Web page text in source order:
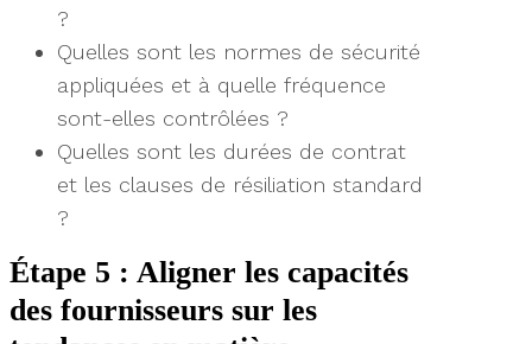
?
Quelles sont les normes de sécurité
appliquées et à quelle fréquence
sont-elles contrôlées ?
Quelles sont les durées de contrat
et les clauses de résiliation standard
?
Étape 5 : Aligner les capacités
des fournisseurs sur les